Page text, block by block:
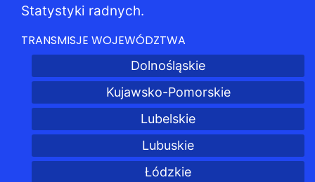
Statystyki radnych.
TRANSMISJE WOJEWÓDZTWA
Dolnośląskie
Kujawsko-Pomorskie
Lubelskie
Lubuskie
Łódzkie